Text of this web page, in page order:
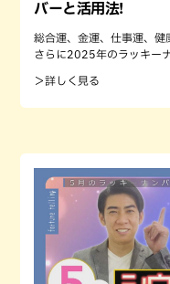
バーと活用法!
総合運、金運、仕事運、健
さらに2025年のラッキー
＞詳しく見る